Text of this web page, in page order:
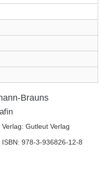
Brauns
Verlag: Gutleut Verlag
ISBN: 978-3-936826-12-8